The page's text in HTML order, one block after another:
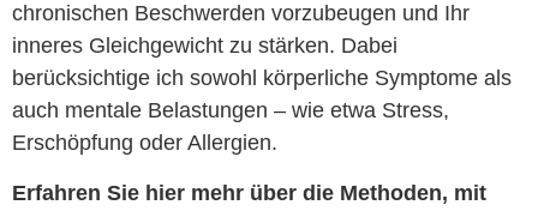
chronischen Beschwerden vorzubeugen und Ihr
inneres Gleichgewicht zu stärken. Dabei
berücksichtige ich sowohl körperliche Symptome als
auch mentale Belastungen – wie etwa Stress,
Erschöpfung oder Allergien.
Erfahren Sie hier mehr über die Methoden, mit